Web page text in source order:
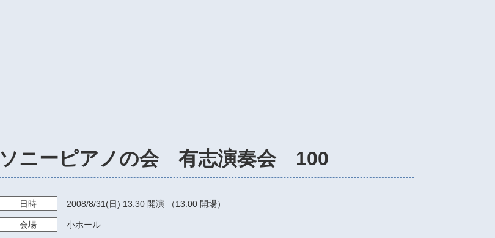
ソニーピアノの会 有志演奏会 100
日時 2008/8/31 (日) 13:30 開演 （13:00 開場）
会場 小ホール